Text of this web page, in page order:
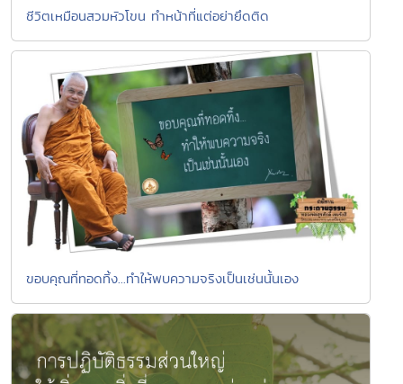
ชีวิตเหมือนสวมหัวโขน ทำหน้าที่แต่อย่ายึดติด
ขอบคุณที่ทอดทิ้ง...ทำให้พบความจริงเป็นเช่นนั้นเอง